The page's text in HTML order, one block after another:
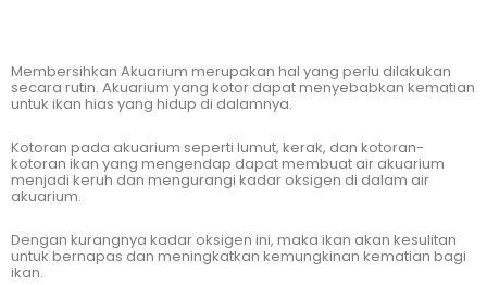
Membersihkan Akuarium merupakan hal yang perlu dilakukan
secara rutin. Akuarium yang kotor dapat menyebabkan kematian
untuk ikan hias yang hidup di dalamnya.
Kotoran pada akuarium seperti lumut, kerak, dan kotoran-
kotoran ikan yang mengendap dapat membuat air akuarium
menjadi keruh dan mengurangi kadar oksigen di dalam air
akuarium.
Dengan kurangnya kadar oksigen ini, maka ikan akan kesulitan
untuk bernapas dan meningkatkan kemungkinan kematian bagi
ikan.